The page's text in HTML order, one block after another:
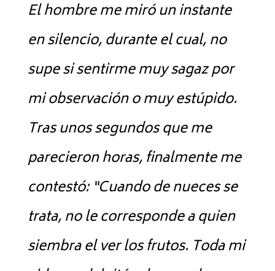
El hombre me miró un instante
en silencio, durante el cual, no
supe si sentirme muy sagaz por
mi observación o muy estúpido.
Tras unos segundos que me
parecieron horas, finalmente me
contestó: “Cuando de nueces se
trata, no le corresponde a quien
siembra el ver los frutos. Toda mi